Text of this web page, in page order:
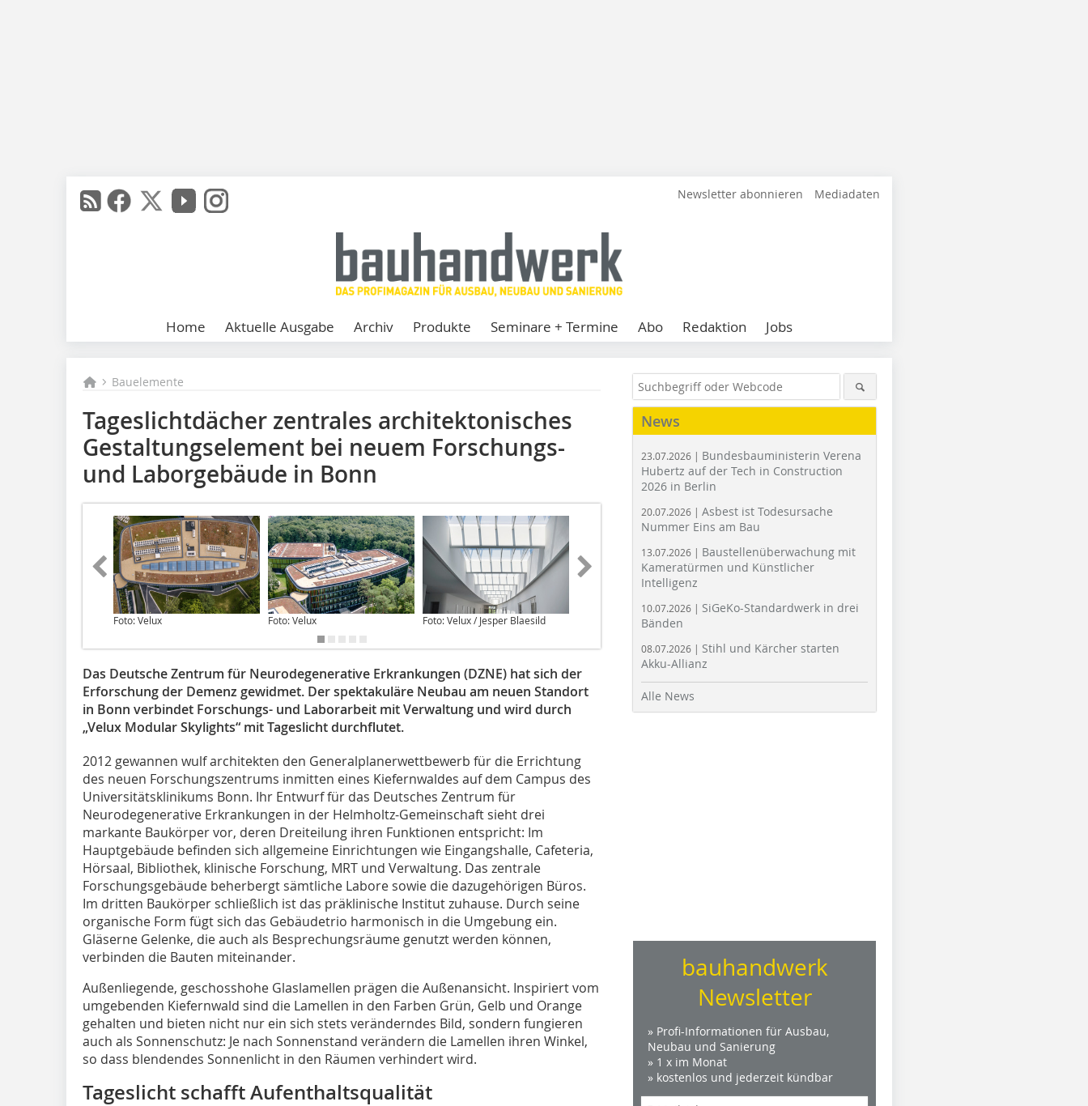
Newsletter abonnieren Mediadaten
Home Aktuelle Ausgabe Archiv Produkte Seminare + Termine Abo Redaktion Jobs
Bauelemente
Tageslichtdächer zentrales architektonisches
Gestaltungselement bei neuem Forschungs-
und Laborgebäude in Bonn
Foto: Velux Foto: Velux Foto: Velux / Jesper Blaesild
Das Deutsche Zentrum für Neurodegenerative Erkrankungen (DZNE) hat sich der
Erforschung der Demenz gewidmet. Der spektakuläre Neubau am neuen Standort
in Bonn verbindet Forschungs- und Laborarbeit mit Verwaltung und wird durch
„Velux Modular Skylights“ mit Tageslicht durchflutet.
2012 gewannen wulf architekten den Generalplanerwettbewerb für die Errichtung
des neuen Forschungszentrums inmitten eines Kiefernwaldes auf dem Campus des
Universitätsklinikums Bonn. Ihr Entwurf für das Deutsches Zentrum für
Neurodegenerative Erkrankungen in der Helmholtz-Gemeinschaft sieht drei
markante Baukörper vor, deren Dreiteilung ihren Funktionen entspricht: Im
Hauptgebäude befinden sich allgemeine Einrichtungen wie Eingangshalle, Cafeteria,
Hörsaal, Bibliothek, klinische Forschung, MRT und Verwaltung. Das zentrale
Forschungsgebäude beherbergt sämtliche Labore sowie die dazugehörigen Büros.
Im dritten Baukörper schließlich ist das präklinische Institut zuhause. Durch seine
organische Form fügt sich das Gebäudetrio harmonisch in die Umgebung ein.
Gläserne Gelenke, die auch als Besprechungsräume genutzt werden können,
verbinden die Bauten miteinander.
Außenliegende, geschosshohe Glaslamellen prägen die Außenansicht. Inspiriert vom
umgebenden Kiefernwald sind die Lamellen in den Farben Grün, Gelb und Orange
gehalten und bieten nicht nur ein sich stets veränderndes Bild, sondern fungieren
auch als Sonnenschutz: Je nach Sonnenstand verändern die Lamellen ihren Winkel,
so dass blendendes Sonnenlicht in den Räumen verhindert wird.
Tageslicht schafft Aufenthaltsqualität
News
23.07.2026 | Bundesbauministerin Verena
Hubertz auf der Tech in Construction
2026 in Berlin
20.07.2026 | Asbest ist Todesursache
Nummer Eins am Bau
13.07.2026 | Baustellenüberwachung mit
Kameratürmen und Künstlicher
Intelligenz
10.07.2026 | SiGeKo-Standardwerk in drei
Bänden
08.07.2026 | Stihl und Kärcher starten
Akku-Allianz
Alle News
bauhandwerk
Newsletter
» Profi-Informationen für Ausbau,
Neubau und Sanierung
» 1 x im Monat
» kostenlos und jederzeit kündbar